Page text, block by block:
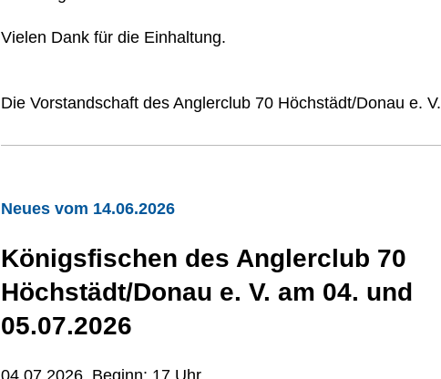
Vielen Dank für die Einhaltung.
Die Vorstandschaft des Anglerclub 70 Höchstädt/Donau e. V.
Neues vom 14.06.2026
Königsfischen des Anglerclub 70
Höchstädt/Donau e. V. am 04. und
05.07.2026
04.07.2026, Beginn: 17 Uhr